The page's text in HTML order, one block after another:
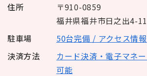
住所
〒910-0859
福井県福井市日之出4-
駐車場
50台完備 / アクセス情報
決済方法
カード決済・電子マネ
可能